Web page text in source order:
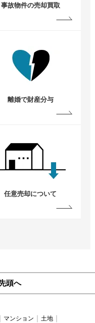
事故物件の売却買取
離婚で財産分与
任意売却について
頭へ
マンション
土地